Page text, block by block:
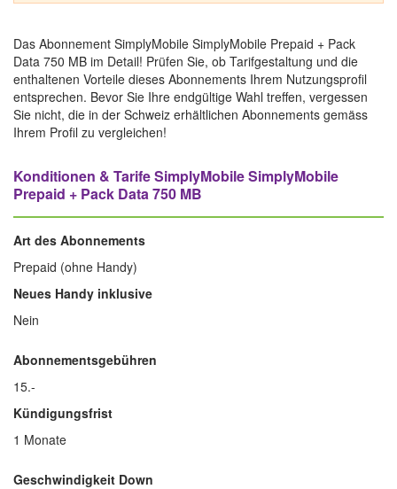
Das Abonnement SimplyMobile SimplyMobile Prepaid + Pack
Data 750 MB im Detail! Prüfen Sie, ob Tarifgestaltung und die
enthaltenen Vorteile dieses Abonnements Ihrem Nutzungsprofil
entsprechen. Bevor Sie Ihre endgültige Wahl treffen, vergessen
Sie nicht, die in der Schweiz erhältlichen Abonnements gemäss
Ihrem Profil zu vergleichen!
Konditionen & Tarife SimplyMobile SimplyMobile
Prepaid + Pack Data 750 MB
Art des Abonnements
Prepaid (ohne Handy)
Neues Handy inklusive
Nein
Abonnementsgebühren
15.-
Kündigungsfrist
1 Monate
Geschwindigkeit Down